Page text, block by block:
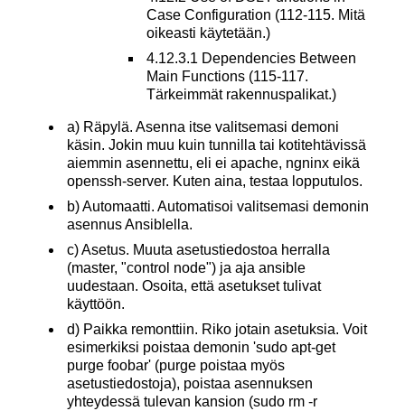
Case Configuration (112-115. Mitä
oikeasti käytetään.)
4.12.3.1 Dependencies Between
Main Functions (115-117.
Tärkeimmät rakennuspalikat.)
a) Räpylä. Asenna itse valitsemasi demoni
käsin. Jokin muu kuin tunnilla tai kotitehtävissä
aiemmin asennettu, eli ei apache, ngninx eikä
openssh-server. Kuten aina, testaa lopputulos.
b) Automaatti. Automatisoi valitsemasi demonin
asennus Ansiblella.
c) Asetus. Muuta asetustiedostoa herralla
(master, "control node") ja aja ansible
uudestaan. Osoita, että asetukset tulivat
käyttöön.
d) Paikka remonttiin. Riko jotain asetuksia. Voit
esimerkiksi poistaa demonin 'sudo apt-get
purge foobar' (purge poistaa myös
asetustiedostoja), poistaa asennuksen
yhteydessä tulevan kansion (sudo rm -r